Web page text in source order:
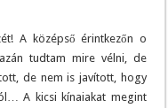
A középső érintkezőn o
tudtam mire vélni, de
de nem is javított, hogy
A kicsi kínaiakat megint